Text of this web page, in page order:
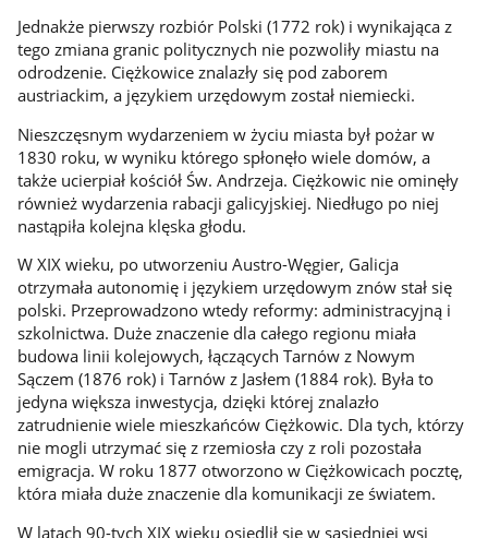
Jednakże pierwszy rozbiór Polski (1772 rok) i wynikająca z
tego zmiana granic politycznych nie pozwoliły miastu na
odrodzenie. Ciężkowice znalazły się pod zaborem
austriackim, a językiem urzędowym został niemiecki.
Nieszczęsnym wydarzeniem w życiu miasta był pożar w
1830 roku, w wyniku którego spłonęło wiele domów, a
także ucierpiał kościół Św. Andrzeja. Ciężkowic nie ominęły
również wydarzenia rabacji galicyjskiej. Niedługo po niej
nastąpiła kolejna klęska głodu.
W XIX wieku, po utworzeniu Austro-Węgier, Galicja
otrzymała autonomię i językiem urzędowym znów stał się
polski. Przeprowadzono wtedy reformy: administracyjną i
szkolnictwa. Duże znaczenie dla całego regionu miała
budowa linii kolejowych, łączących Tarnów z Nowym
Sączem (1876 rok) i Tarnów z Jasłem (1884 rok). Była to
jedyna większa inwestycja, dzięki której znalazło
zatrudnienie wiele mieszkańców Ciężkowic. Dla tych, którzy
nie mogli utrzymać się z rzemiosła czy z roli pozostała
emigracja. W roku 1877 otworzono w Ciężkowicach pocztę,
która miała duże znaczenie dla komunikacji ze światem.
W latach 90-tych XIX wieku osiedlił się w sąsiedniej wsi